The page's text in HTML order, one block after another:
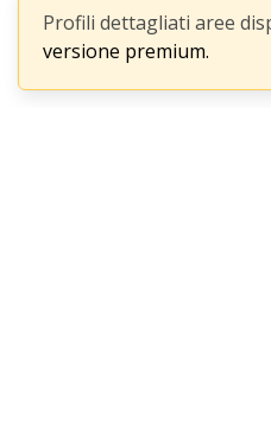
Profili dettagliati aree
versione premium.